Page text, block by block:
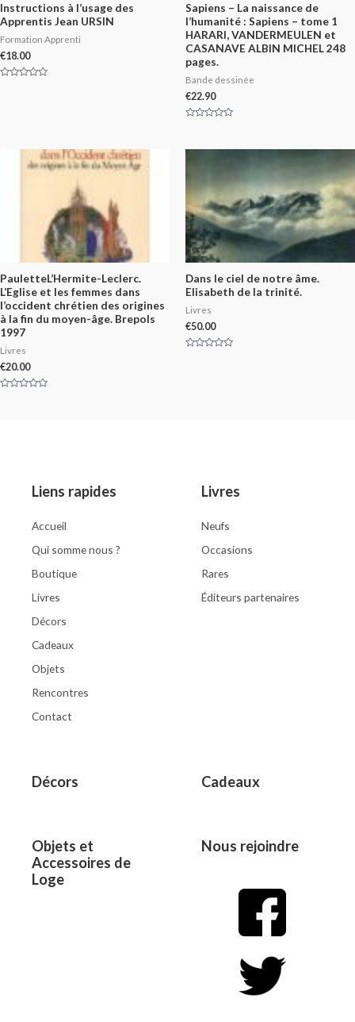
Instructions à l’usage des
Apprentis Jean URSIN
Formation Apprenti
€18.00
Sapiens – La naissance de
l’humanité : Sapiens – tome 1
HARARI, VANDERMEULEN et
CASANAVE ALBIN MICHEL 248
pages.
Bande dessinée
€22.90
of
PauletteL’Hermite-Leclerc.
L’Eglise et les femmes dans
l’occident chrétien des origines
à la fin du moyen-âge. Brepols
1997
Livres
€20.00
Dans le ciel de notre âme.
Elisabeth de la trinité.
Livres
€50.00
Liens rapides
Accueil
Qui somme nous ?
Boutique
Livres
Décors
Cadeaux
Objets
Rencontres
Contact
Livres
Neufs
Occasions
Rares
Éditeurs partenaires
Décors Cadeaux
Objets et
Accessoires de
Loge
Nous rejoindre